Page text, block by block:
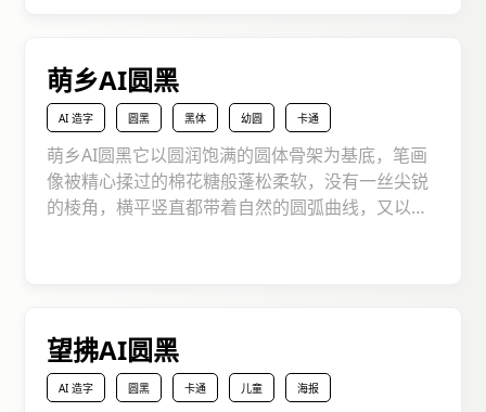
力，线条流畅而富有节奏感，让人一见倾心。
萌乡AI圆黑
AI 造字 圆黑 黑体 幼圆 卡通
萌乡AI圆黑它以圆润饱满的圆体骨架为基底，笔画
像被精心揉过的棉花糖般蓬松柔软，没有一丝尖锐
的棱角，横平竖直都带着自然的圆弧曲线，又以灵
“让人会心一笑” 的魔力，让文字成为传递温柔与快
乐的小使者！
望拂AI圆黑
AI 造字 圆黑 卡通 儿童 海报